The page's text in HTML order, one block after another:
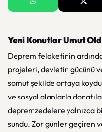
Yeni Konutlar Umut
Deprem felaketinin
projeleri, devletin gücünü
somut şekilde ortaya
ve sosyal alanlarla
depremzedelere yalnızca
sundu. Zor günler geçiren